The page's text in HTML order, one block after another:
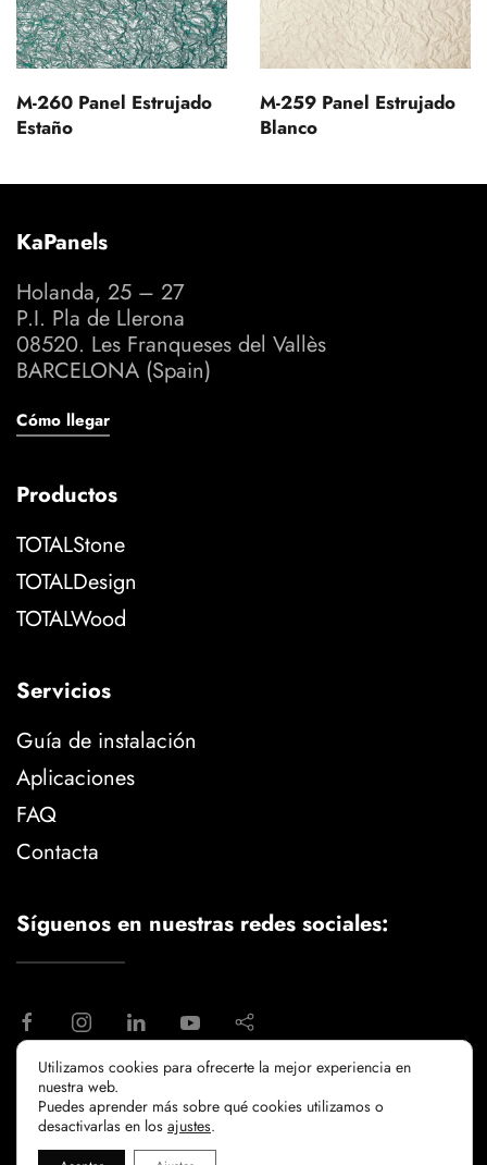
M-260 Panel Estrujado
Estaño
M-259 Panel Estrujado
Blanco
KaPanels
Holanda, 25 – 27
P.I. Pla de Llerona
08520. Les Franqueses del Vallès
BARCELONA (Spain)
Cómo llegar
Productos
TOTALStone
TOTALDesign
TOTALWood
Servicios
Guía de instalación
Aplicaciones
FAQ
Contacta
Síguenos en nuestras redes sociales:
aviso legal
politica de privacidad
politicia de cookies
Utilizamos cookies para ofrecerte la mejor experiencia en
nuestra web.
Puedes aprender más sobre qué cookies utilizamos o
desactivarlas en los ajustes.